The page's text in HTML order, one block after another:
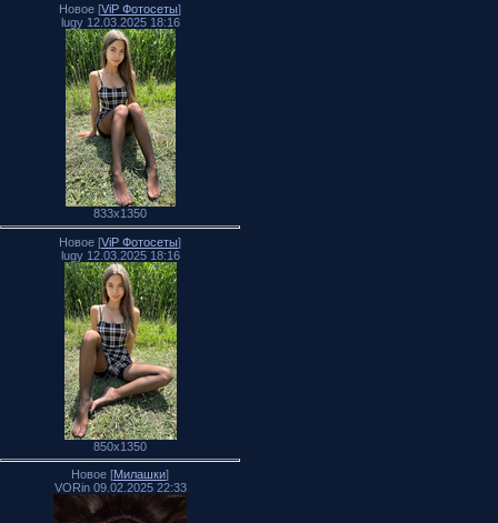
Новое [ViP Фотосеты]
lugy 12.03.2025 18:16
833x1350
Новое [ViP Фотосеты]
lugy 12.03.2025 18:16
850x1350
Новое [Милашки]
VORin 09.02.2025 22:33